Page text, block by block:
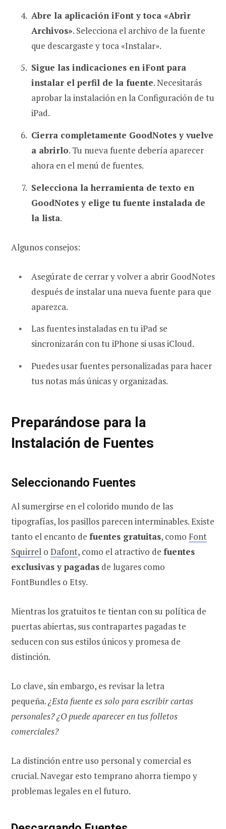
Abre la aplicación iFont y toca «Abrir
Archivos». Selecciona el archivo de la fuente
que descargaste y toca «Instalar».
Sigue las indicaciones en iFont para
instalar el perfil de la fuente. Necesitarás
aprobar la instalación en la Configuración de tu
iPad.
Cierra completamente GoodNotes y vuelve
a abrirlo. Tu nueva fuente debería aparecer
ahora en el menú de fuentes.
Selecciona la herramienta de texto en
GoodNotes y elige tu fuente instalada de
la lista.
Algunos consejos:
Asegúrate de cerrar y volver a abrir GoodNotes
después de instalar una nueva fuente para que
aparezca.
Las fuentes instaladas en tu iPad se
sincronizarán con tu iPhone si usas iCloud.
Puedes usar fuentes personalizadas para hacer
tus notas más únicas y organizadas.
Preparándose para la
Instalación de Fuentes
Seleccionando Fuentes
Al sumergirse en el colorido mundo de las
tipografías, los pasillos parecen interminables. Existe
tanto el encanto de fuentes gratuitas, como Font
Squirrel o Dafont, como el atractivo de fuentes
exclusivas y pagadas de lugares como
FontBundles o Etsy.
Mientras los gratuitos te tientan con su política de
puertas abiertas, sus contrapartes pagadas te
seducen con sus estilos únicos y promesa de
distinción.
Lo clave, sin embargo, es revisar la letra
pequeña.¿Esta fuente es solo para escribir cartas
personales? ¿O puede aparecer en tus folletos
comerciales?
La distinción entre uso personal y comercial es
crucial. Navegar esto temprano ahorra tiempo y
problemas legales en el futuro.